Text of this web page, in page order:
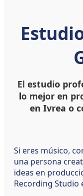
El estudio
lo mejor en
en Ivrea o
Si eres músico,
una persona
ideas en
Recording Studio